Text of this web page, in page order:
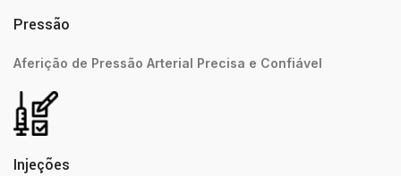
Pressão
Aferição de Pressão Arterial Precisa e Confiável
Injeções